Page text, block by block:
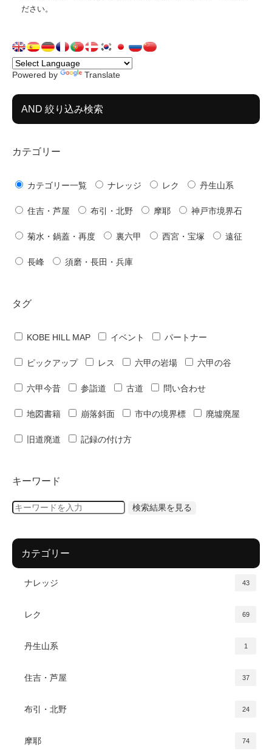
ださい。
Powered by Translate
AND 絞り込み検索
カテゴリー
カテゴリー一覧 ナレッジ レク 丹生山系
住吉・芦屋 布引・北野 摩耶 神戸市境界石
菊水・鍋蓋・再度 裏六甲 西宮・宝塚 遠征
長峰 須磨・長田・兵庫
タグ
KOBE HILL MAP イベント パートナー
ピックアップ レス 六甲の岩場 六甲の谷
六甲今昔 参詣道 古道 問い合わせ
地図書籍 崩落斜面 市中の境界標 廃墟廃屋
旧道廃道 記録の付け方
キーワード
カテゴリー
ナレッジ 43
レク 69
丹生山系 1
住吉・芦屋 37
布引・北野 24
摩耶 74